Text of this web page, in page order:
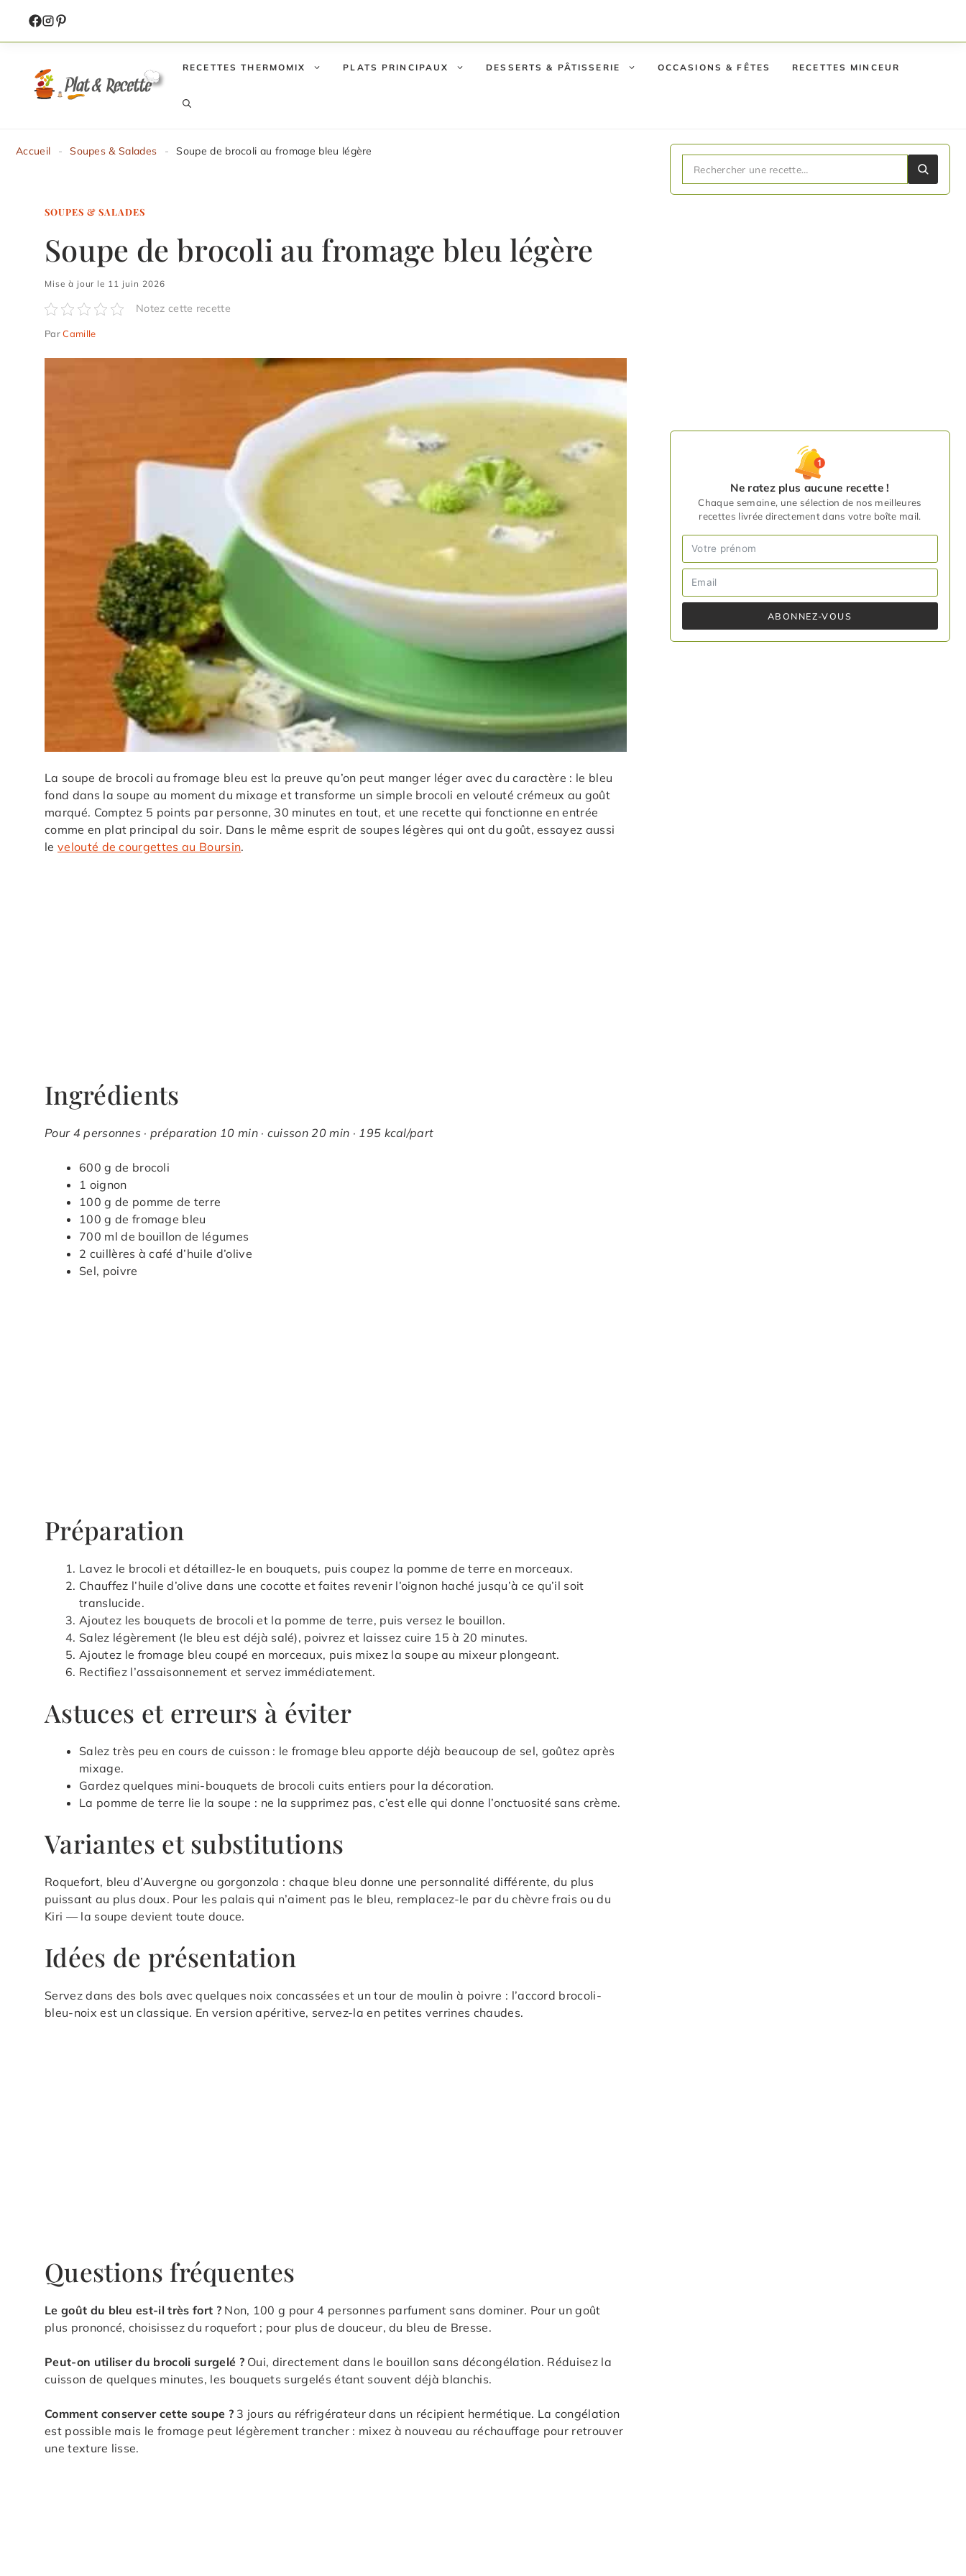
contenu
RECETTES THERMOMIX PLATS PRINCIPAUX DESSERTS & PÂTISSERIE OCCASIONS & FÊTES RECETTES MINCEUR
Accueil - Soupes & Salades - Soupe de brocoli au fromage bleu légère
SOUPES & SALADES
Soupe de brocoli au fromage bleu légère
Mise à jour le 11 juin 2026
Notez cette recette
ParCamille
La soupe de brocoli au fromage bleu est la preuve qu’on peut manger léger avec du caractère : le bleu
fond dans la soupe au moment du mixage et transforme un simple brocoli en velouté crémeux au goût
marqué. Comptez 5 points par personne, 30 minutes en tout, et une recette qui fonctionne en entrée
comme en plat principal du soir. Dans le même esprit de soupes légères qui ont du goût, essayez aussi
le velouté de courgettes au Boursin.
Ingrédients
Pour 4 personnes · préparation 10 min · cuisson 20 min · 195 kcal/part
600 g de brocoli
1 oignon
100 g de pomme de terre
100 g de fromage bleu
700 ml de bouillon de légumes
2 cuillères à café d’huile d’olive
Sel, poivre
Préparation
Lavez le brocoli et détaillez-le en bouquets, puis coupez la pomme de terre en morceaux.
Chauffez l’huile d’olive dans une cocotte et faites revenir l’oignon haché jusqu’à ce qu’il soit
translucide.
Ajoutez les bouquets de brocoli et la pomme de terre, puis versez le bouillon.
Salez légèrement (le bleu est déjà salé), poivrez et laissez cuire 15 à 20 minutes.
Ajoutez le fromage bleu coupé en morceaux, puis mixez la soupe au mixeur plongeant.
Rectifiez l’assaisonnement et servez immédiatement.
Astuces et erreurs à éviter
Salez très peu en cours de cuisson : le fromage bleu apporte déjà beaucoup de sel, goûtez après
mixage.
Gardez quelques mini-bouquets de brocoli cuits entiers pour la décoration.
La pomme de terre lie la soupe : ne la supprimez pas, c’est elle qui donne l’onctuosité sans crème.
Variantes et substitutions
Roquefort, bleu d’Auvergne ou gorgonzola : chaque bleu donne une personnalité différente, du plus
puissant au plus doux. Pour les palais qui n’aiment pas le bleu, remplacez-le par du chèvre frais ou du
Kiri — la soupe devient toute douce.
Idées de présentation
Servez dans des bols avec quelques noix concassées et un tour de moulin à poivre : l’accord brocoli-
bleu-noix est un classique. En version apéritive, servez-la en petites verrines chaudes.
Questions fréquentes
Le goût du bleu est-il très fort ?Non, 100 g pour 4 personnes parfument sans dominer. Pour un goût
plus prononcé, choisissez du roquefort ; pour plus de douceur, du bleu de Bresse.
Peut-on utiliser du brocoli surgelé ?Oui, directement dans le bouillon sans décongélation. Réduisez la
cuisson de quelques minutes, les bouquets surgelés étant souvent déjà blanchis.
Comment conserver cette soupe ?3 jours au réfrigérateur dans un récipient hermétique. La congélation
est possible mais le fromage peut légèrement trancher : mixez à nouveau au réchauffage pour retrouver
une texture lisse.
Ne ratez plus aucune recette !
Chaque semaine, une sélection de nos meilleures
recettes livrée directement dans votre boîte mail.
ABONNEZ-VOUS